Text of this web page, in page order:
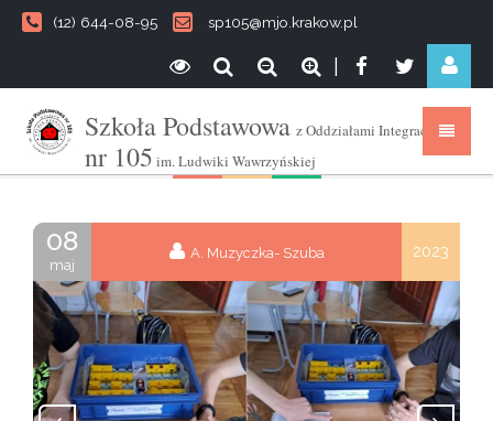
(12) 644-08-95 sp105@mjo.krakow.pl
Szkoła Podstawowa z Oddziałami Integracyjnymi
nr 105 im. Ludwiki Wawrzyńskiej
08
maj
A. Muzyczka- Szuba 2023